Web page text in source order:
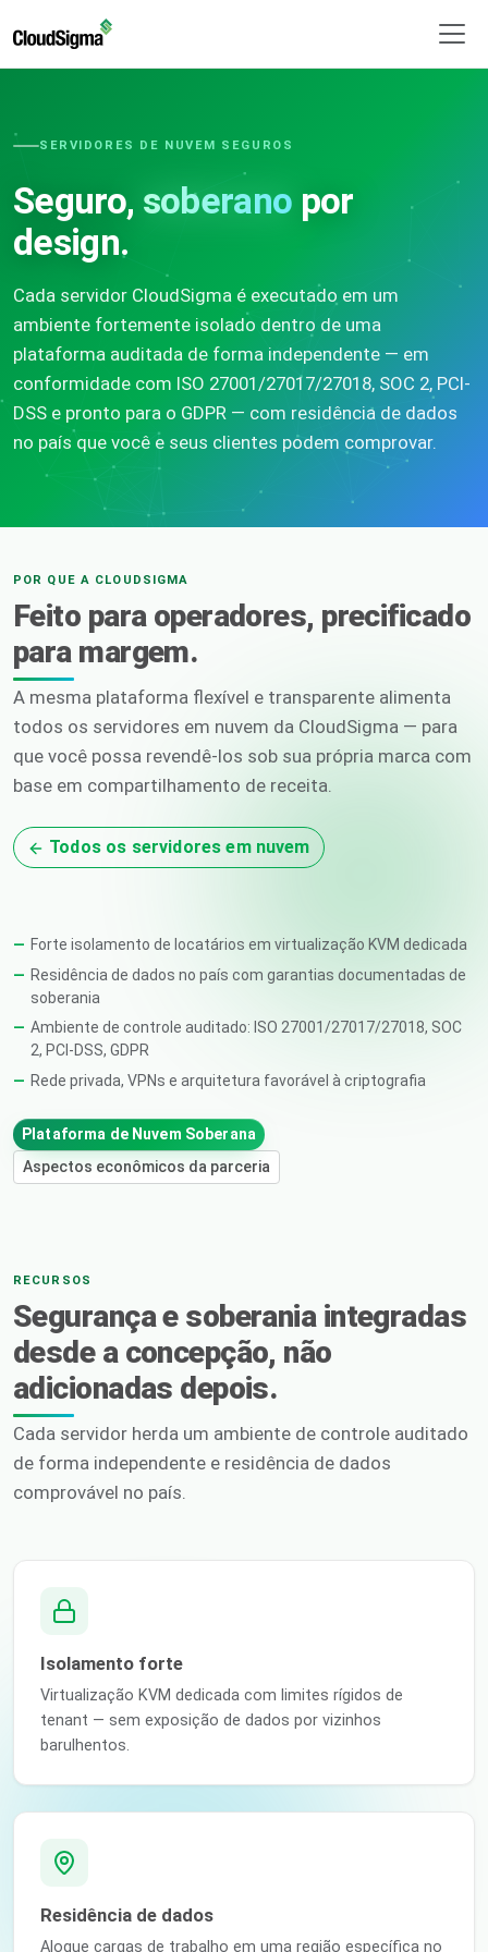
SERVIDORES DE NUVEM SEGUROS
Seguro, soberano por
design.
Cada servidor CloudSigma é executado em um
ambiente fortemente isolado dentro de uma
plataforma auditada de forma independente — em
conformidade com ISO 27001/27017/27018, SOC 2, PCI-
DSS e pronto para o GDPR — com residência de dados
no país que você e seus clientes podem comprovar.
POR QUE A CLOUDSIGMA
Feito para operadores, precificado
para margem.
A mesma plataforma flexível e transparente alimenta
todos os servidores em nuvem da CloudSigma — para
que você possa revendê-los sob sua própria marca com
base em compartilhamento de receita.
Todos os servidores em nuvem
Forte isolamento de locatários em virtualização KVM dedicada
Residência de dados no país com garantias documentadas de
soberania
Ambiente de controle auditado: ISO 27001/27017/27018, SOC
2, PCI-DSS, GDPR
Rede privada, VPNs e arquitetura favorável à criptografia
Plataforma de Nuvem Soberana
Aspectos econômicos da parceria
RECURSOS
Segurança e soberania integradas
desde a concepção, não
adicionadas depois.
Cada servidor herda um ambiente de controle auditado
de forma independente e residência de dados
comprovável no país.
Isolamento forte
Virtualização KVM dedicada com limites rígidos de
tenant — sem exposição de dados por vizinhos
barulhentos.
Residência de dados
Aloque cargas de trabalho em uma região específica no